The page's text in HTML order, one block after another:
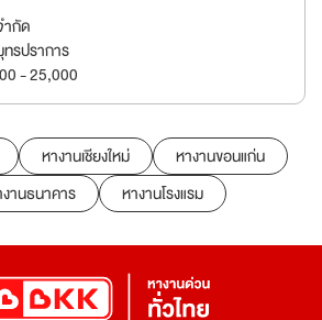
กัด
รปราการ
- 25,000
หางานเชียงใหม่
หางานขอนแก่น
านธนาคาร หางานโรงแรม